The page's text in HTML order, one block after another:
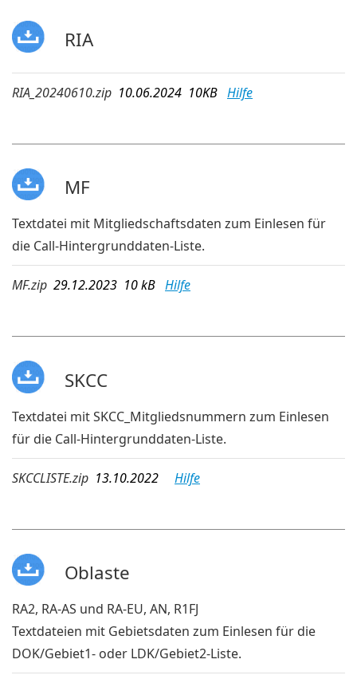
RIA
RIA_20240610.zip 10.06.2024 10KB Hilfe
MF
Textdatei mit Mitgliedschaftsdaten zum Einlesen für
die Call-Hintergrunddaten-Liste.
MF.zip 29.12.2023 10 kB Hilfe
SKCC
Textdatei mit SKCC_Mitgliedsnummern zum Einlesen
für die Call-Hintergrunddaten-Liste.
SKCCLISTE.zip 13.10.2022 Hilfe
Oblaste
RA2, RA-AS und RA-EU, AN, R1FJ
Textdateien mit Gebietsdaten zum Einlesen für die
DOK/Gebiet1- oder LDK/Gebiet2-Liste.